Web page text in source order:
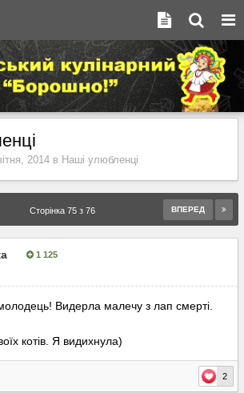
2014 в Наші улюбленці
ВПЕРЕД
Сторінка 75 з 76
1 125
Видерла малечу з лап смерті.
котів. Я видихнула)
2